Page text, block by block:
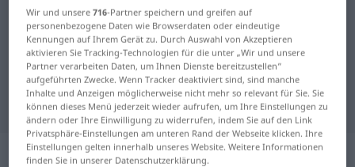
Kroatisch-Deutsch Wörterbuch obrat
Kroatisch-Deutsch Übersetzung für
"obrat"
"obrat" Deutsch Übersetzung
„obrat“
Wir und unsere716-Partner speichern und greifen auf
personenbezogene Daten wie Browserdaten oder eindeutige
Kennungen auf Ihrem Gerät zu. Durch Auswahl von Akzeptieren
aktivieren Sie Tracking-Technologien für die unter „Wir und unsere
Partner verarbeiten Daten, um Ihnen Dienste bereitzustellen“
aufgeführten Zwecke. Wenn Tracker deaktiviert sind, sind manche
Inhalte und Anzeigen möglicherweise nicht mehr so relevant für Sie. Sie
können dieses Menü jederzeit wieder aufrufen, um Ihre Einstellungen zu
ändern oder Ihre Einwilligung zu widerrufen, indem Sie auf den Link
Privatsphäre-Einstellungen am unteren Rand der Webseite klicken. Ihre
Einstellungen gelten innerhalb unseres Website. Weitere Informationen
finden Sie in unserer Datenschutzerklärung.